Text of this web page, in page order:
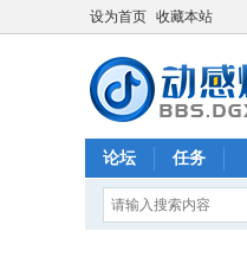
设为首页 收藏本站
论坛 任务